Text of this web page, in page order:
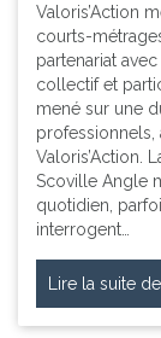
Valoris’Action
courts-
partenariat
collectif et
mené sur une
professionnels,
Valoris’Action.
Scoville Angle
quotidien,
interrogent…
Lire la suite